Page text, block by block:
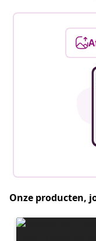
Onze producten,